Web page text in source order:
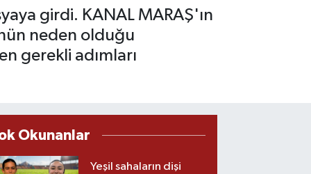
girdi. KANAL MARAŞ'ın
neden olduğu
gerekli adımları
Okunanlar
Yeşil sahaların dişi